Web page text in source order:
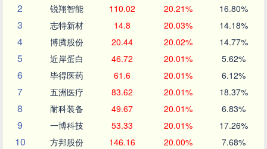
2 锐翔智能 110.02 20.21% 16.80%
3 志特新材 14.8 20.03% 14.18%
4 博腾股份 20.44 20.02% 14.77%
5 近岸蛋白 46.72 20.01% 5.62%
6 毕得医药 61.6 20.01% 6.12%
7 五洲医疗 83.62 20.01% 18.37%
8 耐科装备 49.67 20.01% 6.83%
9 一博科技 53.33 20.01% 17.26%
10 方邦股份 146.16 20.00% 7.68%